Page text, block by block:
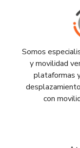
Somos
y movilidad
plataformas
con